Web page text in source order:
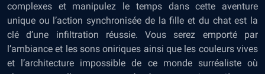
complexes et manipulez le temps dans cette aventure
unique ou l’action synchronisée de la fille et du chat est la
clé d’une infiltration réussie. Vous serez emporté par
l’ambiance et les sons oniriques ainsi que les couleurs vives
et l’architecture impossible de ce monde surréaliste où